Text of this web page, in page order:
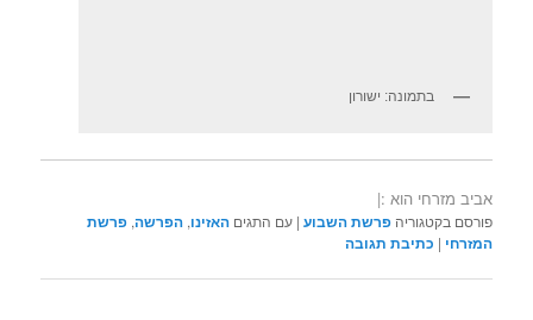
בתמונה: ישורון
אביב מזרחי הוא :|
פורסם בקטגוריה פרשת השבוע |עם התגים האזינו,הפרשה,פרשת
המזרחי | כתיבת תגובה